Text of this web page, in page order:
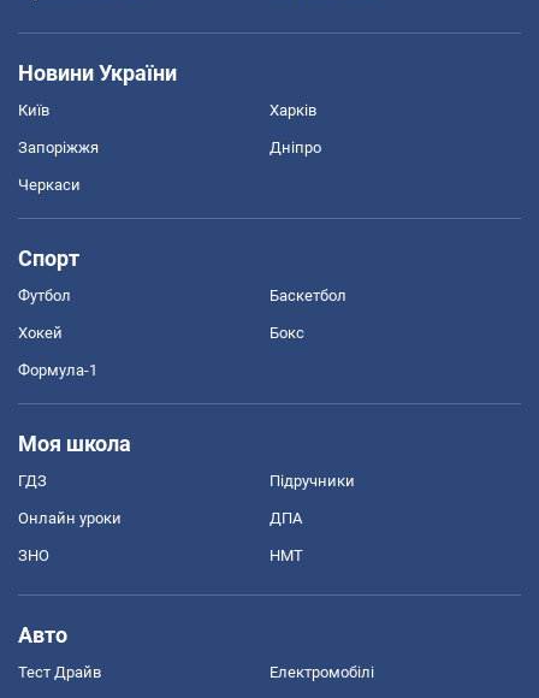
Новини України
Київ Харків
Запоріжжя Дніпро
Черкаси
Спорт
Футбол Баскетбол
Хокей Бокс
Формула-1
Моя школа
ГДЗ Підручники
Онлайн уроки ДПА
ЗНО НМТ
Авто
Тест Драйв Електромобілі